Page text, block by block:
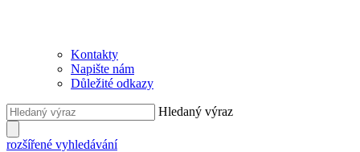
Kontakty
Napište nám
Důležité odkazy
Hledaný výraz
rozšířené vyhledávání